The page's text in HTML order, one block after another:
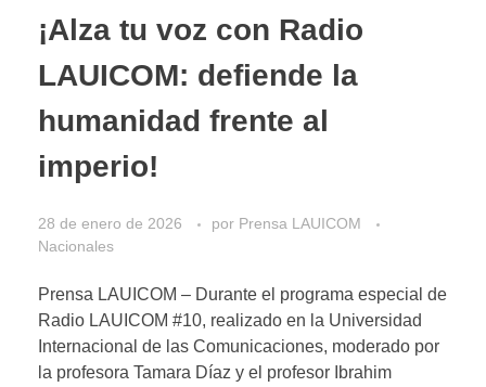
¡Alza tu voz con Radio
LAUICOM: defiende la
humanidad frente al
imperio!
28 de enero de 2026 por Prensa LAUICOM
Nacionales
Prensa LAUICOM – Durante el programa especial de
Radio LAUICOM #10, realizado en la Universidad
Internacional de las Comunicaciones, moderado por
la profesora Tamara Díaz y el profesor Ibrahim